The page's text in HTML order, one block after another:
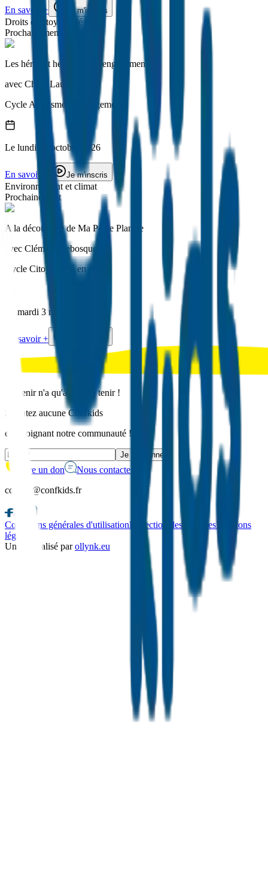
En savoir + Je m'inscris
Droits et citoyenneté
Prochainement
Les héros et héroïnes de l'engagement
avec Chloé Laudereau
Cycle Altruisme et engagement
Le lundi 12 octobre 2026
En savoir + Je m'inscris
Environnement et climat
Prochainement
A la découverte de Ma Petite Planète
avec Clément Debosque
Cycle Citoyenneté en action
mardi 3 novembre 2026
En savoir +
L'avenir n'a qu'à bien se tenir !
Ne ratez aucune Confkids
en rejoignant notre communauté !
Je m'abonne
Faire un don
Nous contacter
contact@confkids.fr
Conditions générales d'utilisationProtection des donnéesMentions
légales
Un site réalisé par ollynk.eu